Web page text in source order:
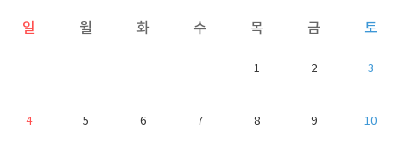
일 월 화 수 목 금 토
1 2 3
4 5 6 7 8 9 10